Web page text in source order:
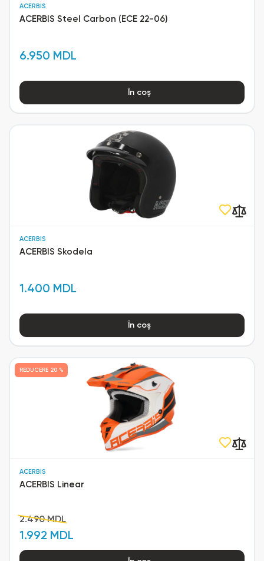
ACERBIS
ACERBIS Steel Carbon (ECE 22-06)
6.950 MDL
În coș
ACERBIS
ACERBIS Skodela
1.400 MDL
În coș
ACERBIS
ACERBIS Linear
2.490 MDL
1.992 MDL
REDUCERE 20 %